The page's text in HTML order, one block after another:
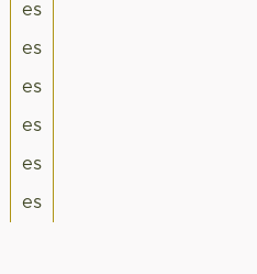
es
es
es
es
es
es